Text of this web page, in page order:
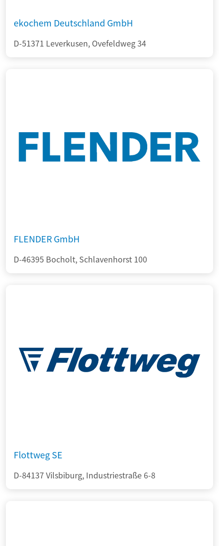
ekochem Deutschland GmbH
D-51371 Leverkusen, Ovefeldweg 34
FLENDER GmbH
D-46395 Bocholt, Schlavenhorst 100
Flottweg SE
D-84137 Vilsbiburg, Industriestraße 6-8